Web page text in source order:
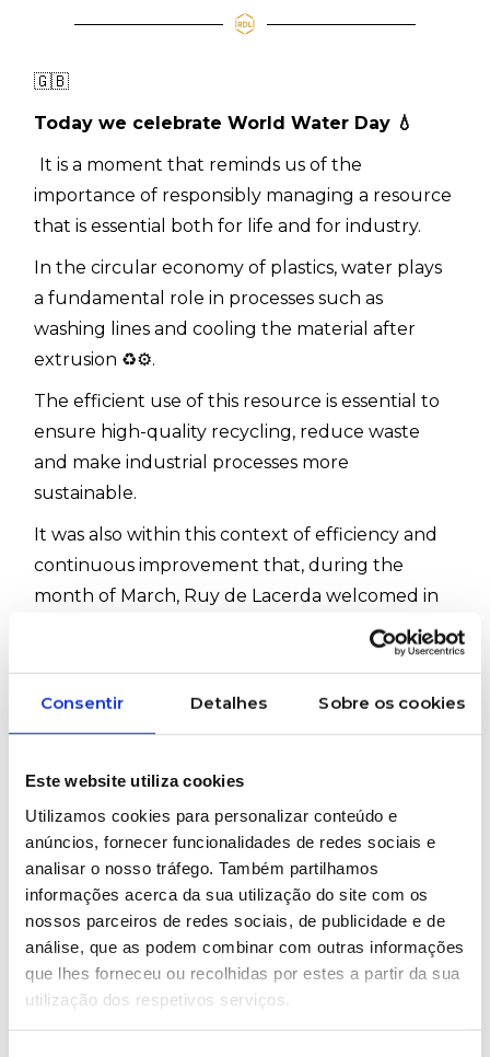
Consentir Detalhes Sobre os cookies
Este website utiliza cookies
Utilizamos cookies para personalizar conteúdo e
anúncios, fornecer funcionalidades de redes sociais e
analisar o nosso tráfego. Também partilhamos
informações acerca da sua utilização do site com os
nossos parceiros de redes sociais, de publicidade e de
análise, que as podem combinar com outras informações
que lhes forneceu ou recolhidas por estes a partir da sua
utilização dos respetivos serviços.
🇬🇧
Today we celebrate World Water Day 💧
It is a moment that reminds us of the
importance of responsibly managing a resource
that is essential both for life and for industry.
In the circular economy of plastics, water plays
a fundamental role in processes such as
washing lines and cooling the material after
extrusion ♻️⚙️.
The efficient use of this resource is essential to
ensure high-quality recycling, reduce waste
and make industrial processes more
sustainable.
It was also within this context of efficiency and
continuous improvement that, during the
month of March, Ruy de Lacerda welcomed in
Portugal the visit of its partner Lutz Blades, an
internationally recognized company for the
specialist Eugénia Aguiar and the Global
Commercial Director Jan Uellenberg.
Throughout the week, several visits were made
to companies in the plastics sector, allowing us
to follow production processes and identify
opportunities to optimize cutting and material
processing.
This initiative was supported by António Pereira,